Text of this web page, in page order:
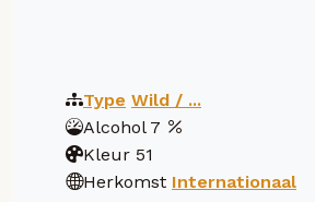
Type Wild / ...
Alcohol 7
Kleur 51
Herkomst Internationaal